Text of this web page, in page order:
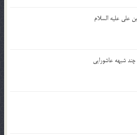
علی علیه السلام
چند شبهه عاشورایی